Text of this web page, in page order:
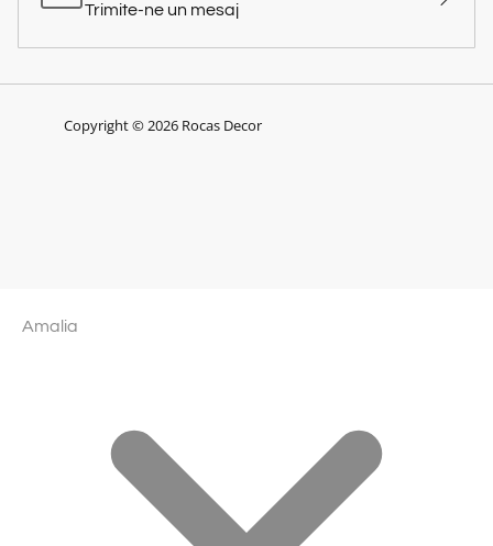
Trimite-ne un mesaj
Copyright © 2026 Rocas Decor
Amalia